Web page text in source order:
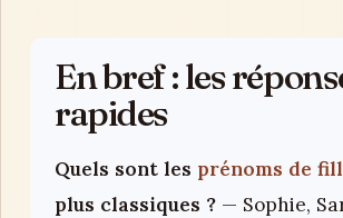
En bref : les
rapides
Quels sont les prénoms de
plus classiques ? — Sophie,